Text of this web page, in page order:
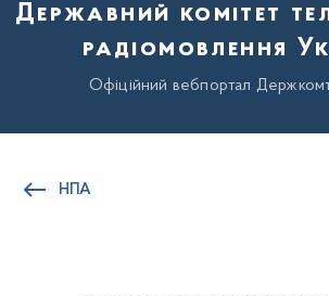
Державний комітет
радіомовлення
Офіційний вебпортал
НПА